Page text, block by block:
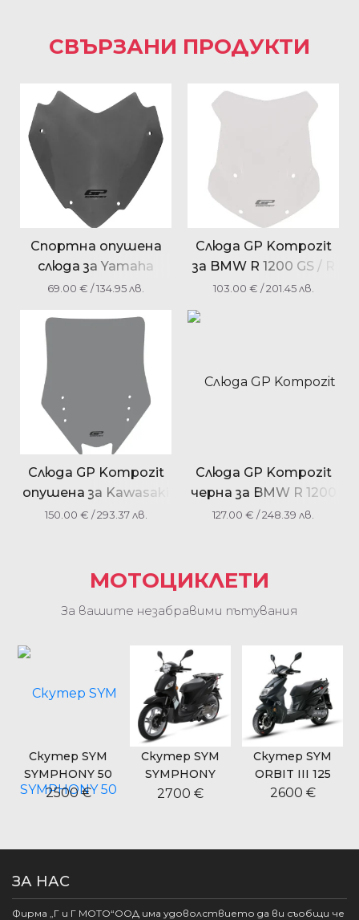
СВЪРЗАНИ ПРОДУКТИ
Спортна опушена
слюда за Yamaha
XMAX 250 / XMAX 300
69.00 € / 134.95 лв.
Слюда GP Kompozit
за BMW R 1200 GS / R
1250 GS 2013-2023
103.00 € / 201.45 лв.
Слюда GP Kompozit
опушена за Kawasaki
GTR 1400 2008-2016
150.00 € / 293.37 лв.
Слюда GP Kompozit
черна за BMW R 1200
GS / R 1200 GS ADV
127.00 € / 248.39 лв.
МОТОЦИКЛЕТИ
За вашите незабравими пътувания
Скутер SYM
SYMPHONY 50
2500 €
Скутер SYM
SYMPHONY
CARGO 125
2700 €
Скутер SYM
ORBIT III 125
2600 €
ЗА НАС
Фирма „Г и Г МОТО“ООД има удоволствието да ви съобщи че